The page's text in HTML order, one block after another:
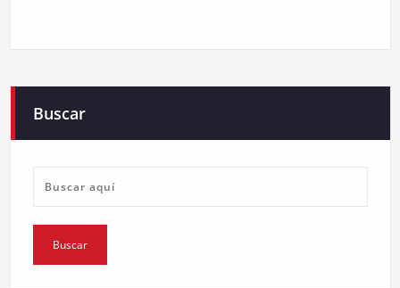
Buscar